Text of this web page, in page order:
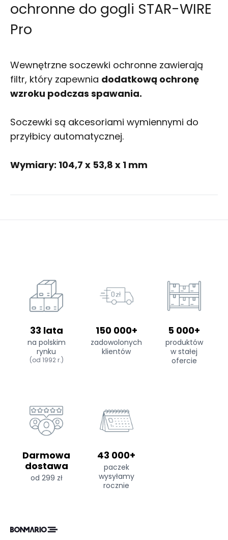
ochronne do gogli STAR-WIRE
Pro
Wewnętrzne soczewki ochronne zawierają
filtr, który zapewnia dodatkową ochronę
wzroku podczas spawania.
Soczewki są akcesoriami wymiennymi do
przyłbicy automatycznej.
Wymiary: 104,7 x 53,8 x 1 mm
33 lata
na polskim
rynku
(od 1992 r.)
150 000+
zadowolonych
klientów
5 000+
produktów
w stałej
ofercie
Darmowa
dostawa
od 299 zł
43 000+
paczek
wysyłamy
rocznie